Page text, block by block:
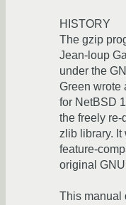
HISTORY
The gzip
Jean-loup
under the
Green wrote
for NetBSD
the freely re-
zlib library. It
feature-
original
This manual